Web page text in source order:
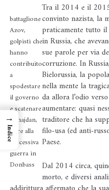
battaglione
Azov,
golpisti che
hanno
contribuito
a
spodestare
il governo
e scatenare
il majdan,
oltre alla
successiva
guerra in
Donbass
Tra il 2014 e il
convinto nazista, la
praticamente tutto il
in Russia, che
sue parole per via
corruzione. In
Bielorussia, la
nella mente la
da allora l’odio
aumentare: quasi
traditore che ha
filo-usa (ed anti-
Paese.
Dal 2014 circa,
morto, e diversi
→
Indice